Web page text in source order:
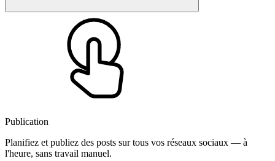
Publication
Planifiez et publiez des posts sur tous vos réseaux sociaux — à
l'heure, sans travail manuel.